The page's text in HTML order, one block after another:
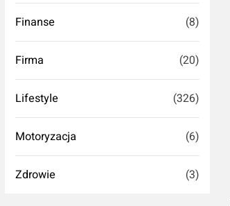
Finanse (8)
Firma (20)
Lifestyle (326)
Motoryzacja (6)
Zdrowie (3)